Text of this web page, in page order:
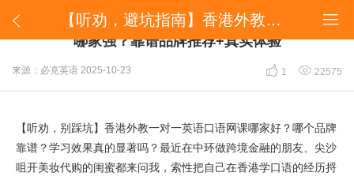
 
【听劝，避坑指南】香港外教一对一英语口语网课哪家强？靠谱品牌推荐+真实体验
【听劝，避坑指南】香港外教一对一英语口语网课
哪家强？靠谱品牌推荐+真实体验
来源：必克英语 2025-10-23  1  22575
【听劝，别踩坑】香港外教一对一英语口语网课哪家好？哪个品牌
靠谱？学习效果真的显著吗？最近在中环做跨境金融的朋友、尖沙
咀开美妆代购的闺蜜都来问我，索性把自己在香港学口语的经历捋